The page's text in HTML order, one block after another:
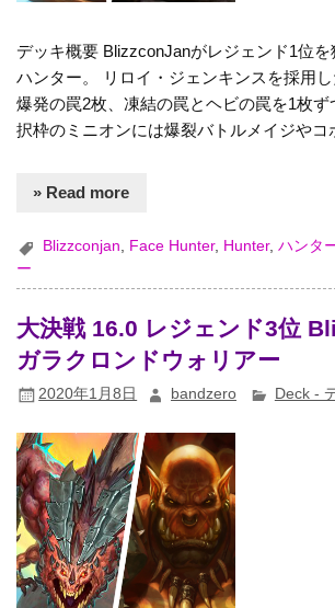
デッキ概要 BlizzconJanがレジェンド1位
ハンター。 リロイ・ジェンキンスを採用
爆発の罠2枚、凍結の罠とヘビの罠を1枚ず
択枠のミニオンには爆裂バトルメイジや
» Read more
Blizzconjan, Face Hunter, Hunter,ハンタ
ー
大決戦 16.0 レジェンド3位
ガラクロンドウォリアー
2020年1月8日 bandzero Deck -